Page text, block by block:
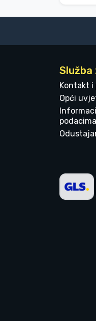
Služba
Kontakt i
Opći
podacima